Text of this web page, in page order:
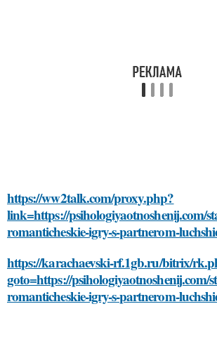
https://ww2talk.com/proxy.php?
link=https://psihologiyaotnoshenij.com/
romanticheskie-igry-s-partnerom-
https://karachaevski-rf.1gb.ru/bitrix/
goto=https://psihologiyaotnoshenij.com/
romanticheskie-igry-s-partnerom-